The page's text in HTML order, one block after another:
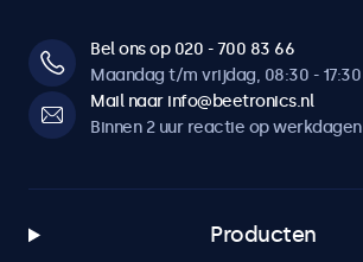
Bel ons op 020 - 700 83 66
Maandag t/m vrijdag, 08:30 - 17:30
Mail naar info@beetronics.nl
Binnen 2 uur reactie op werkdagen
Producten